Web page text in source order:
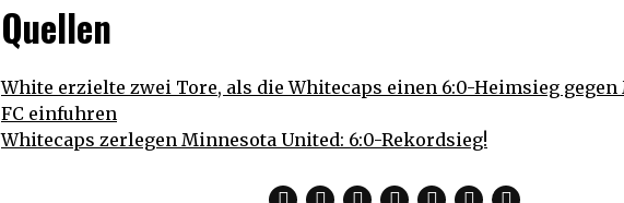
Quellen
White erzielte zwei Tore, als die Whitecaps einen 6:0-Heimsieg
FC einfuhren
Whitecaps zerlegen Minnesota United: 6:0-Rekordsieg!